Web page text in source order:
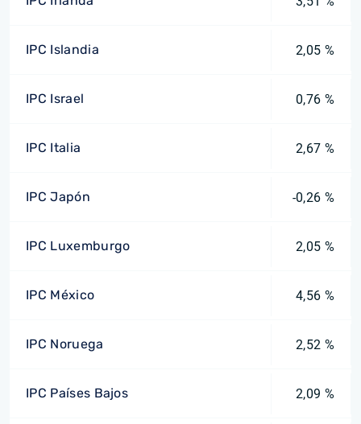
IPC Islandia 2,05 %
IPC Israel 0,76 %
IPC Italia 2,67 %
IPC Japón -0,26 %
IPC Luxemburgo 2,05 %
IPC México 4,56 %
IPC Noruega 2,52 %
IPC Países Bajos 2,09 %